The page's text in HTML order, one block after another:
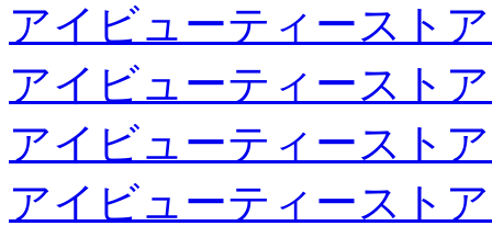
アイビューティースト
アイビューティースト
アイビューティースト
アイビューティースト